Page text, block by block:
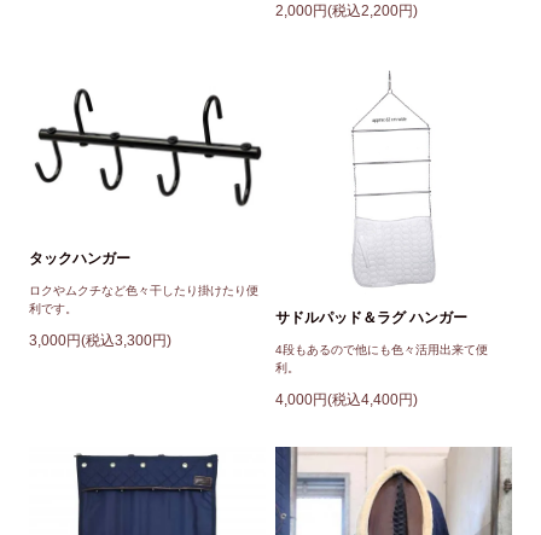
2,000円(税込2,200円)
タックハンガー
ロクやムクチなど色々干したり掛けたり便
利です。
3,000円(税込3,300円)
サドルパッド＆ラグ ハンガー
4段もあるので他にも色々活用出来て便
利。
4,000円(税込4,400円)